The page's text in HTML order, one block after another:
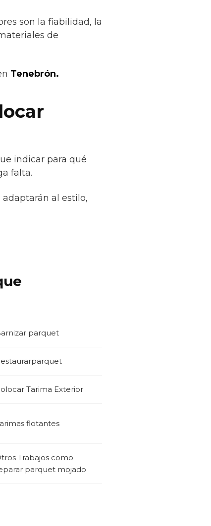
son la fiabilidad, la
de
Tenebrón.
indicar para qué
falta.
adaptarán al estilo,
parquet
Tarima Exterior
flotantes
Trabajos como
parquet mojado